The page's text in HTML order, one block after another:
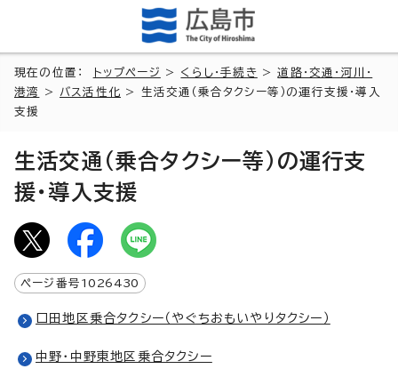
現在の位置： トップページ > くらし・手続き >道路・交通・河川・
港湾
> バス活性化 > 生活交通（乗合タクシー等）の運行支援・導入
支援
生活交通（乗合タクシー等）の運行支
援・導入支援
ページ番号 1026430
口田地区乗合タクシー（やぐちおもいやりタクシー）
中野・中野東地区乗合タクシー